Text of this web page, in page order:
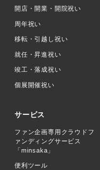
開店・開業・開院祝い
周年祝い
移転・引越し祝い
就任・昇進祝い
竣工・落成祝い
個展開催祝い
サービス
ファン企画専用クラウドフ
ァンディングサービス
「minsaka」
便利ツール